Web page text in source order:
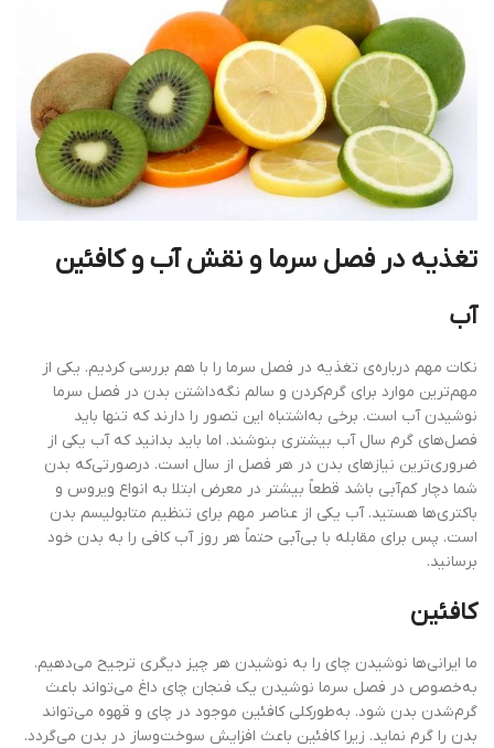
تغذیه در فصل سرما و نقش آب و کافئین
آب
نکات مهم درباره‌ی تغذیه در فصل سرما را با هم بررسی کردیم. یکی از
مهم‌ترین موارد برای گرم‌کردن و سالم نگه‌داشتن بدن در فصل سرما
نوشیدن آب است. برخی به‌اشتباه این تصور را دارند که تنها باید
فصل‌های گرم سال آب بیشتری بنوشند. اما باید بدانید که آب یکی از
ضروری‌ترین نیازهای بدن در هر فصل از سال است. درصورتی‌که بدن
شما دچار کم‌آبی باشد قطعاً بیشتر در معرض ابتلا به انواع ویروس و
باکتری‌ها هستید. آب یکی از عناصر مهم برای تنظیم متابولیسم بدن
است. پس برای مقابله با بی‌آبی حتماً هر روز آب کافی را به بدن خود
برسانید.
کافئین
ما ایرانی‌ها نوشیدن چای را به نوشیدن هر چیز دیگری ترجیح می‌دهیم.
به‌خصوص در فصل سرما نوشیدن یک فنجان چای داغ می‌تواند باعث
گرم‌شدن بدن شود. به‌طورکلی کافئین موجود در چای و قهوه می‌تواند
بدن را گرم نماید. زیرا کافئین باعث افزایش سوخت‌وساز در بدن می‌گردد.